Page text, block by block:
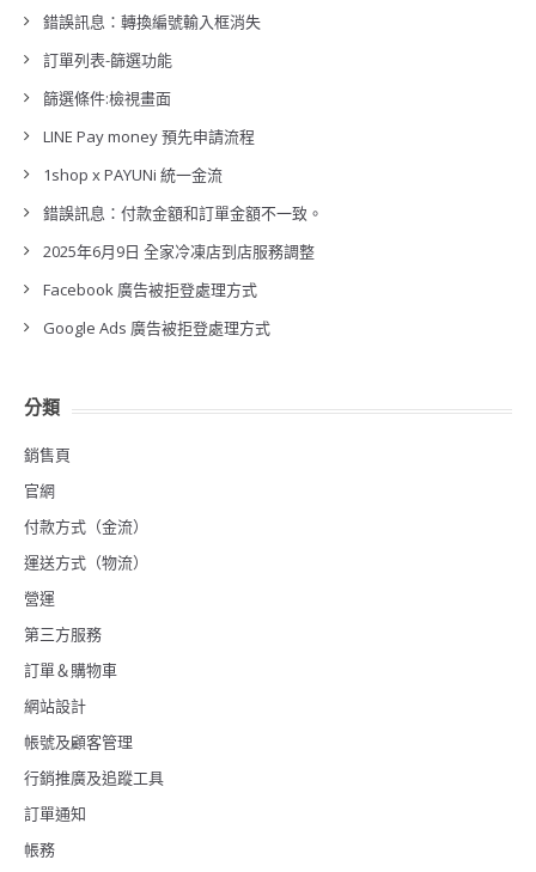
錯誤訊息：轉換編號輸入框消失
訂單列表-篩選功能
篩選條件:檢視畫面
LINE Pay money 預先申請流程
1shop x PAYUNi 統一金流
錯誤訊息：付款金額和訂單金額不一致。
2025年6月9日 全家冷凍店到店服務調整
Facebook 廣告被拒登處理方式
Google Ads 廣告被拒登處理方式
分類
銷售頁
官網
付款方式（金流）
運送方式（物流）
營運
第三方服務
訂單＆購物車
網站設計
帳號及顧客管理
行銷推廣及追蹤工具
訂單通知
帳務